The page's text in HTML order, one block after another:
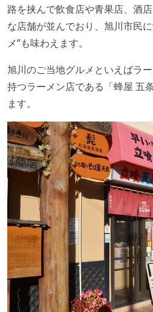
路を挟んで飲食店や青果店、酒
な店舗が並んでおり、旭川市民
メ”も味わえます。
旭川のご当地グルメといえばラ
持つラーメン店である「蜂屋 五
ます。